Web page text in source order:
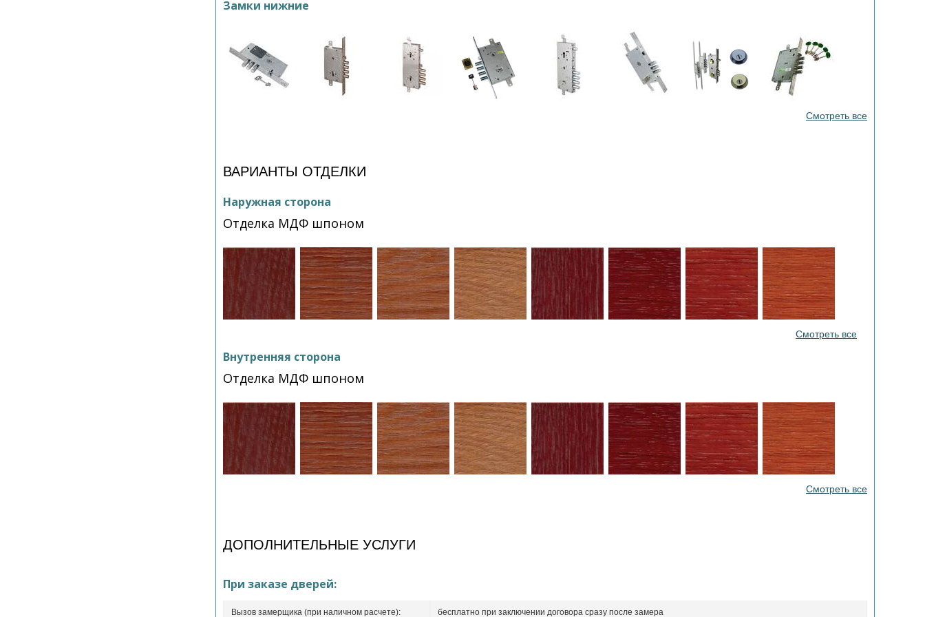
Замки нижние
Смотреть все
ВАРИАНТЫ ОТДЕЛКИ
Наружная сторона
Отделка МДФ шпоном
Смотреть все
Внутренняя сторона
Отделка МДФ шпоном
Смотреть все
ДОПОЛНИТЕЛЬНЫЕ УСЛУГИ
При заказе дверей:
Вызов замерщика (при наличном расчете): бесплатно при заключении договора сразу после замера